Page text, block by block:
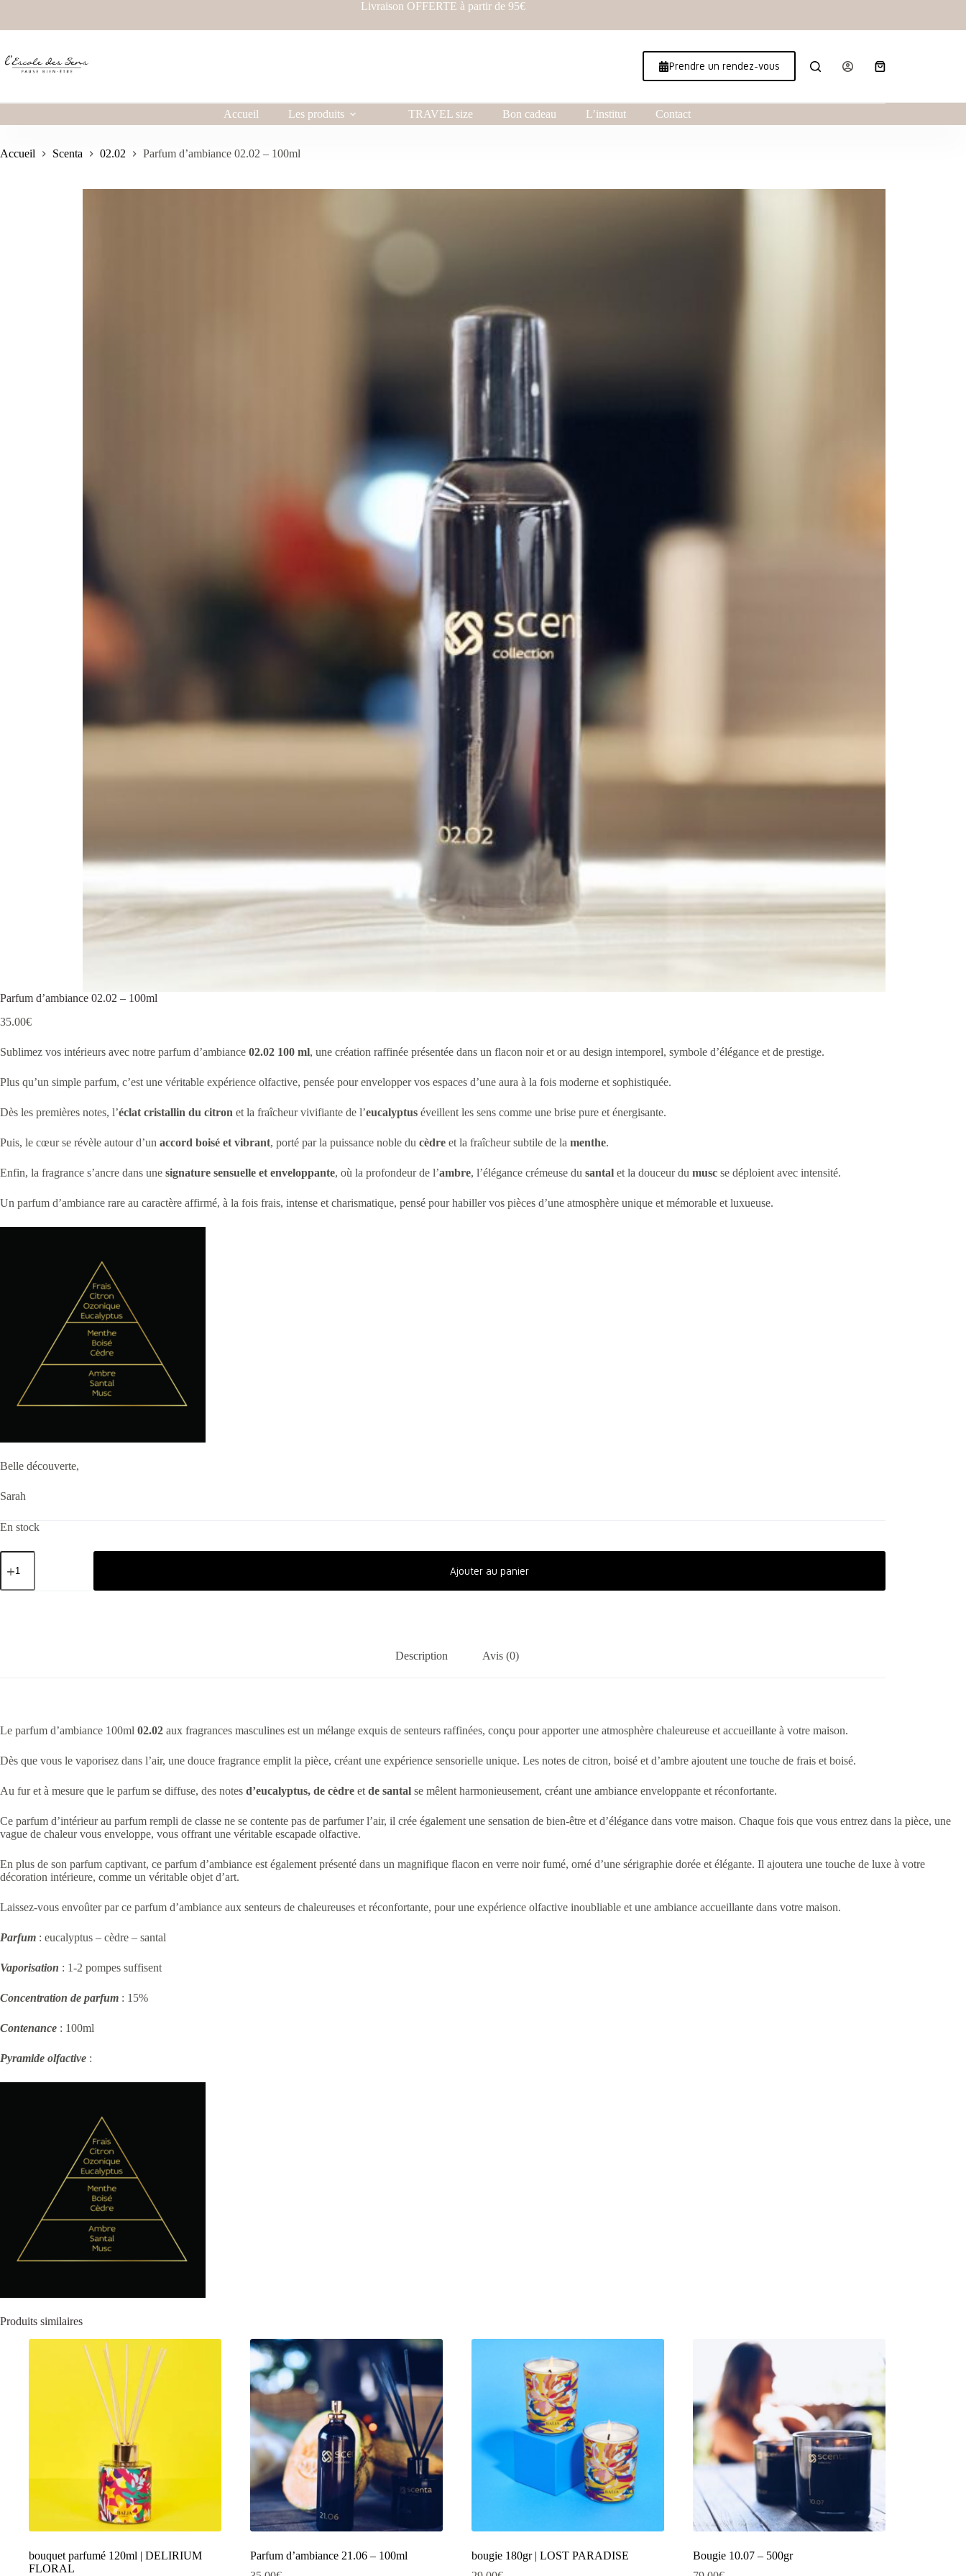
Livraison OFFERTE à partir de 95€
Prendre un rendez-vous
Accueil Les produits TRAVEL size Bon cadeau L’institut Contact
Accueil Scenta 02.02 Parfum d’ambiance 02.02 – 100ml
Parfum d’ambiance 02.02 – 100ml
35.00€
Sublimez vos intérieurs avec notre parfum d’ambiance 02.02 100 ml, une création raffinée présentée dans un flacon noir et or au design intemporel, symbole d’élégance et de prestige.
Plus qu’un simple parfum, c’est une véritable expérience olfactive, pensée pour envelopper vos espaces d’une aura à la fois moderne et sophistiquée.
Dès les premières notes, l’éclat cristallin du citron et la fraîcheur vivifiante de l’eucalyptus éveillent les sens comme une brise pure et énergisante.
Puis, le cœur se révèle autour d’un accord boisé et vibrant, porté par la puissance noble du cèdre et la fraîcheur subtile de la menthe.
Enfin, la fragrance s’ancre dans une signature sensuelle et enveloppante, où la profondeur de l’ambre, l’élégance crémeuse du santal et la douceur du musc se déploient avec intensité.
Un parfum d’ambiance rare au caractère affirmé, à la fois frais, intense et charismatique, pensé pour habiller vos pièces d’une atmosphère unique et mémorable et luxueuse.
Belle découverte,
Sarah
En stock
Ajouter au panier
Description Avis (0)
Le parfum d’ambiance 100ml 02.02 aux fragrances masculines est un mélange exquis de senteurs raffinées, conçu pour apporter une atmosphère chaleureuse et accueillante à votre maison.
Dès que vous le vaporisez dans l’air, une douce fragrance emplit la pièce, créant une expérience sensorielle unique. Les notes de citron, boisé et d’ambre ajoutent une touche de frais et boisé.
Au fur et à mesure que le parfum se diffuse, des notes d’eucalyptus, de cèdre et de santal se mêlent harmonieusement, créant une ambiance enveloppante et réconfortante.
Ce parfum d’intérieur au parfum rempli de classe ne se contente pas de parfumer l’air, il crée également une sensation de bien-être et d’élégance dans votre maison. Chaque fois que vous entrez dans la pièce, une
vague de chaleur vous enveloppe, vous offrant une véritable escapade olfactive.
En plus de son parfum captivant, ce parfum d’ambiance est également présenté dans un magnifique flacon en verre noir fumé, orné d’une sérigraphie dorée et élégante. Il ajoutera une touche de luxe à votre
décoration intérieure, comme un véritable objet d’art.
Laissez-vous envoûter par ce parfum d’ambiance aux senteurs de chaleureuses et réconfortante, pour une expérience olfactive inoubliable et une ambiance accueillante dans votre maison.
Parfum : eucalyptus – cèdre – santal
Vaporisation : 1-2 pompes suffisent
Concentration de parfum : 15%
Contenance : 100ml
Pyramide olfactive :
Produits similaires
bouquet parfumé 120ml | DELIRIUM
FLORAL
Parfum d’ambiance 21.06 – 100ml
bougie 180gr | LOST PARADISE
Bougie 10.07 – 500gr